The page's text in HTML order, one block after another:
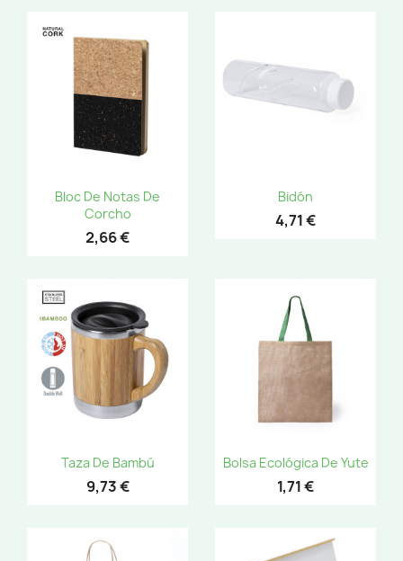
Bloc De Notas De
Corcho
2,66 €
Bidón
4,71 €
Taza De Bambú
9,73 €
Bolsa Ecológica De Yute
1,71 €